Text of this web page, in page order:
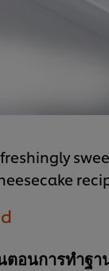
ตอนการทำฐา